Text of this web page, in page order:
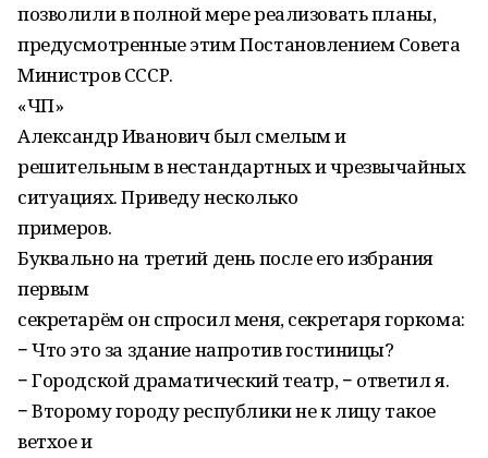
позволили в полной мере реализовать планы,
предусмотренные этим Постановлением Совета
Министров СССР.
«ЧП»
Александр Иванович был смелым и
решительным в нестандартных и чрезвычайных
ситуациях. Приведу несколько
примеров.
Буквально на третий день после его избрания
первым
секретарём он спросил меня, секретаря горкома:
− Что это за здание напротив гостиницы?
− Городской драматический театр, − ответил я.
− Второму городу республики не к лицу такое
ветхое и